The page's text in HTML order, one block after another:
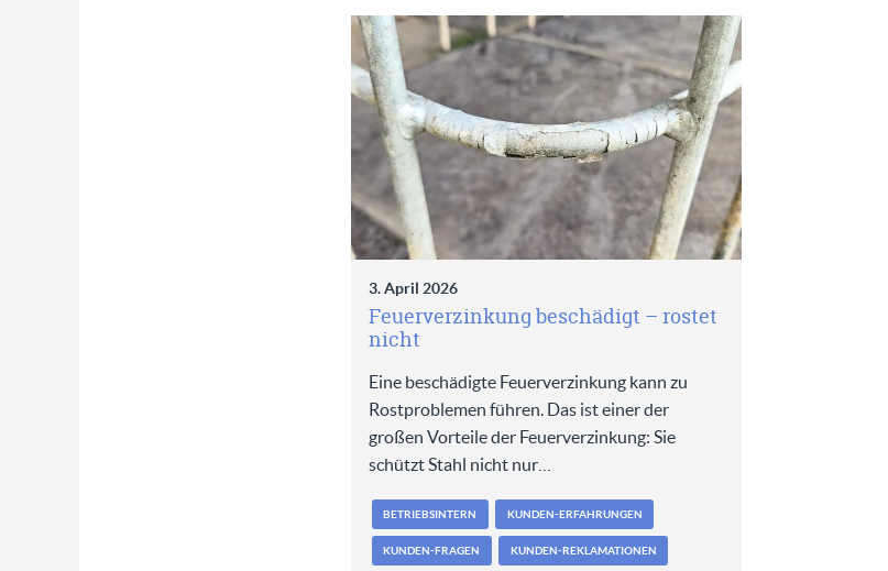
3. April 2026
Feuerverzinkung beschädigt – rostet
nicht
Eine beschädigte Feuerverzinkung kann zu
Rostproblemen führen. Das ist einer der
großen Vorteile der Feuerverzinkung: Sie
schützt Stahl nicht nur…
BETRIEBSINTERN KUNDEN-ERFAHRUNGEN
KUNDEN-FRAGEN KUNDEN-REKLAMATIONEN